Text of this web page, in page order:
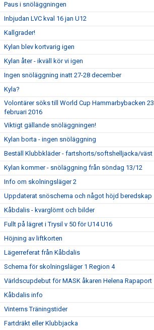
Paus i snöläggningen
Inbjudan LVC kval 16 jan U12
Kallgrader!
Kylan blev kortvarig igen
Kylan åter - ikväll kör vi igen
Ingen snöläggning inatt 27-28 december
Kyla?
Volontärer söks till World Cup Hammarbybacken 23
februari 2016
Viktigt gällande snöläggningen!
Kylan borta - ingen snöläggning
Beställ Klubbkläder - fartshorts/softshelljacka/väst
Kylan kommer - snöläggning från söndag 13/12
Info om skolningsläger 2
Uppdaterat snöschema och något höjd beredskap
Kåbdalis - kvarglömt och bilder
Fullt på lägret i Trysil v 50 för U14 U16
Höjning av liftkorten
Lägerreferat från Kåbdalis
Schema för skolningsläger 1 Region 4
Världscupdebut för MASK åkaren Helena Rapaport
Kåbdalis info
Vinterns Träningstider
Fartdräkt eller Klubbjacka